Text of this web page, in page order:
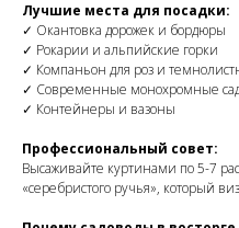
Лучшие места для посадки:
✓ Окантовка дорожек и бордюры
✓ Рокарии и альпийские горки
✓ Компаньон для роз и
✓ Современные монохромные
✓ Контейнеры и вазоны
Профессиональный совет:
Высаживайте куртинами по 5-7
«серебристого ручья», который